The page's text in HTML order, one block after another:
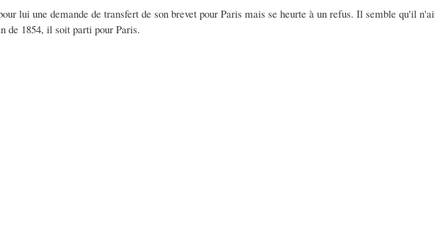
lui une demande de transfert de son brevet pour Paris mais se heurte à un refus. Il semble qu'il
de 1854, il soit parti pour Paris.